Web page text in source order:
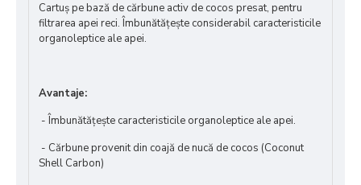
Cartușpe bază de cărbune activ de cocos presat, pentru
filtrarea apei reci. Îmbunătățește considerabil caracteristicile
organoleptice ale apei.
Avantaje:
- Îmbunătățește caracteristicile organoleptice ale apei.
- Cărbuneprovenit din coajă de nucă de cocos (Coconut
Shell Carbon)